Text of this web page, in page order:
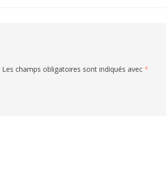
Les champs obligatoires sont indiqués avec *